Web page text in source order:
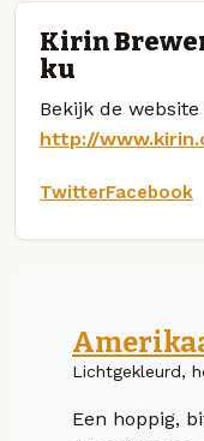
Kirin
ku
Bekijk de
http://
TwitterFacebook
Lichtgekleurd,
Een hoppig,